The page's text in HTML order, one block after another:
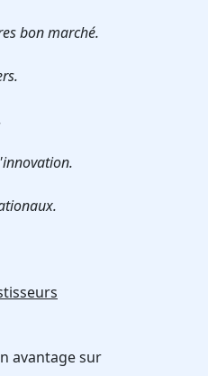
bon marché.
avantage sur